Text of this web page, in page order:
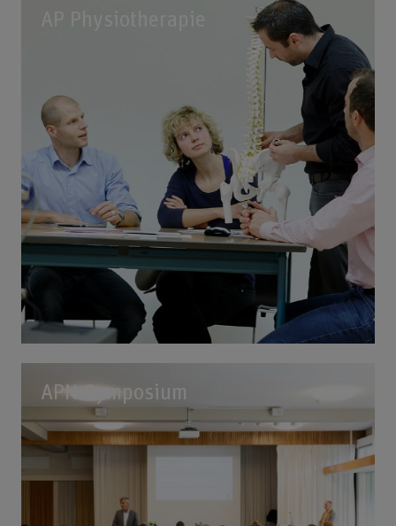
APN-Symposium